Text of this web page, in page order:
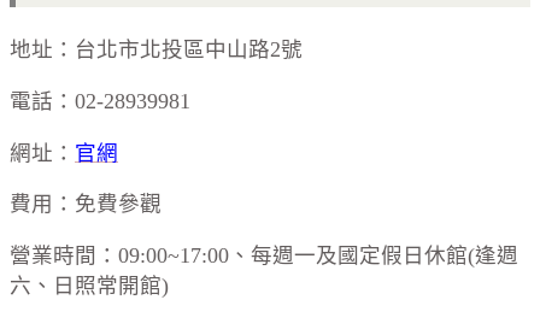
地址：台北市北投區中山路2號
電話：02-28939981
網址： 官網
費用：免費參觀
營業時間：09:00~17:00、每週一及國定假日休館(逢週
六、日照常開館)